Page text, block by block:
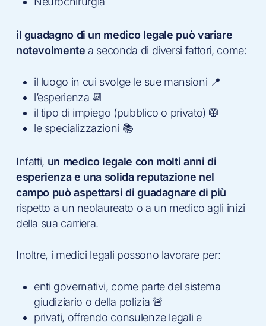
il guadagno di un medico legale può variare
notevolmente a seconda di diversi fattori, come:
il luogo in cui svolge le sue mansioni 📍
l’esperienza 📆
il tipo di impiego (pubblico o privato) 🥼
le specializzazioni 📚
Infatti, un medico legale con molti anni di
esperienza e una solida reputazione nel
campo può aspettarsi di guadagnare di più
rispetto a un neolaureato o a un medico agli inizi
della sua carriera.
Inoltre, i medici legali possono lavorare per:
enti governativi, come parte del sistema
giudiziario o della polizia 🚨
privati, offrendo consulenze legali e